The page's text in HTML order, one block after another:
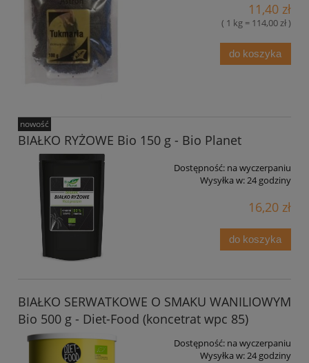
11,40 zł
( 1 kg = 114,00 zł )
do koszyka
BIAŁKO RYŻOWE Bio 150 g - Bio Planet
Dostępność: na wyczerpaniu
Wysyłka w:24 godziny
16,20 zł
do koszyka
nowość
BIAŁKO SERWATKOWE O SMAKU WANILIOWYM
Bio 500 g - Diet-Food (koncetrat wpc 85)
Dostępność: na wyczerpaniu
Wysyłka w:24 godziny